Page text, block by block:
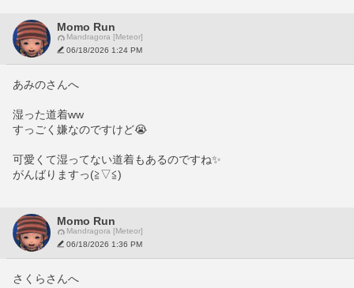
Momo Run
Mandragora [Meteor]
06/18/2026 1:24 PM
あみのさんへ
湿った道着ww
すっごく嫌なのですけど😭
可愛くて湿ってない道着もあるのですね✨️
がんばりますっ(≧▽≦)
Momo Run
Mandragora [Meteor]
06/18/2026 1:36 PM
さくらさんへ